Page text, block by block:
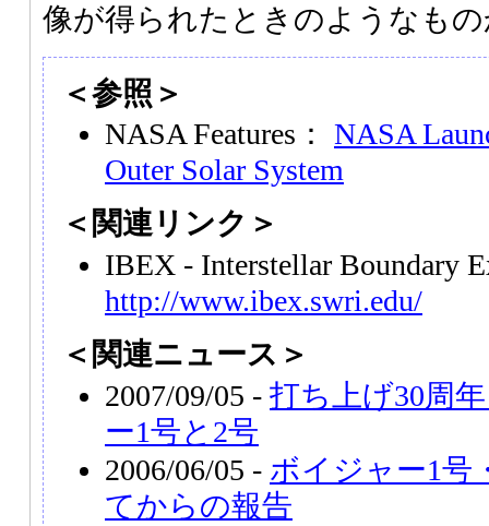
像が得られたときのようなも
＜参照＞
NASA Features： NASA
Outer Solar System
＜関連リンク＞
IBEX - Interstellar Boundary
http://www.ibex.swri.edu/
＜関連ニュース＞
2007/09/05 - 打ち上げ30周
ー1号と2号
2006/06/05 - ボイジャー1号
てからの報告